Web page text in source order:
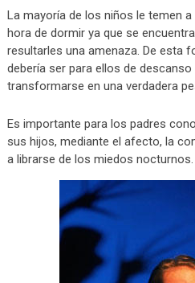
La mayoría de los niños le temen
hora de dormir ya que se
resultarles una amenaza. De esta
debería ser para ellos de
transformarse en una verdadera
Es importante para los padres
sus hijos, mediante el afecto, la
a librarse de los miedos nocturnos.